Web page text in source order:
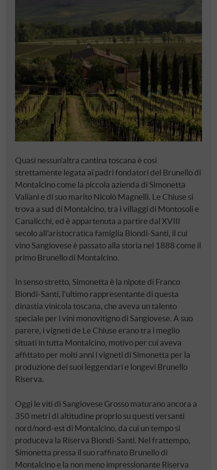
Quasi nessun'altra cantina toscana è così
strettamente legata ai padri fondatori del Brunello di
Montalcino come la piccola azienda di Simonetta
Valiani e di suo marito Nicolò Magnelli. Le Chiuse si
trova a sud di Montalcino, tra i villaggi di Montosoli e
Canalicchi, ed è appartenuta a partire dal XVIII
secolo all'aristocratica famiglia Biondi-Santi, il cui
vino Sangiovese è passato alla storia nel 1888 come il
primo Brunello di Montalcino.
In senso stretto, Simonetta è la nipote di Franco
Biondi-Santi, l'ultimo rappresentante di questa
dinastia vinicola toscana, che aveva un talento
speciale per i vini monovitigno di Sangiovese. A suo
parere, i vigneti de Le Chiuse erano tra i meglio
situati in tutta Montalcino, motivo per cui aveva
affittato per molti anni i vigneti di Simonetta per la
produzione dei suoi leggendari e longevi Brunello
Riserva.
Oggi le viti di Sangiovese Grosso maturano ancora a
350 metri di altitudine proprio su questi versanti
nord/nord-est di Montalcino, da cui un tempo si
produceva la Riserva Biondi-Santi. Nel frattempo,
Simonetta pressa il suo raffinato Brunello di
Montalcino e la non meno impressionante Riserva